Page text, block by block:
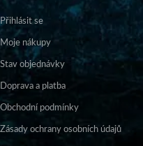
Přihlásit se
Moje nákupy
Stav objednávky
Doprava a platba
Obchodní podmínky
Zásady ochrany osobních údajů